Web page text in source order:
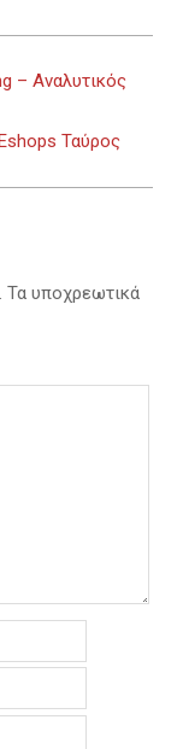
– Αναλυτικός
Ταύρος
Τα υποχρεωτικά